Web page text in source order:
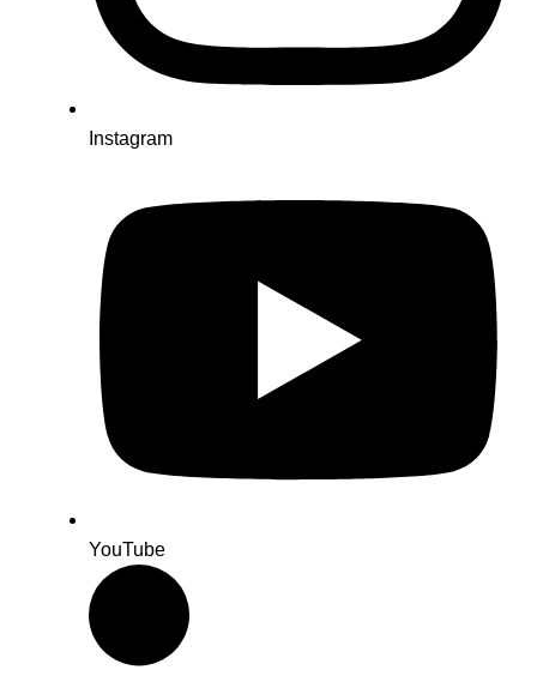
Instagram
YouTube